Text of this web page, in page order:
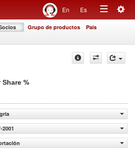
En Es
Toggle
Grupo de productos País
Share %
2001